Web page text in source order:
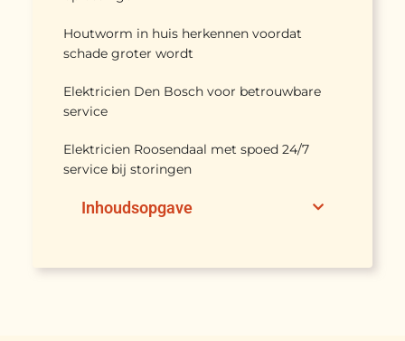
Houtworm in huis herkennen voordat
schade groter wordt
Elektricien Den Bosch voor betrouwbare
service
Elektricien Roosendaal met spoed 24/7
service bij storingen
Inhoudsopgave